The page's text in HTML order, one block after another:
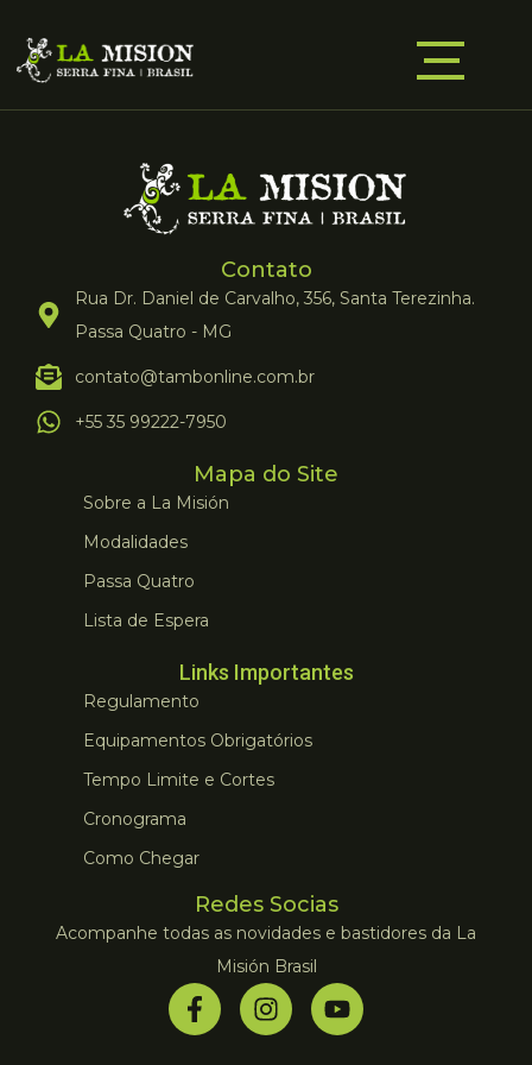
Contato
Rua Dr. Daniel de Carvalho, 356, Santa Terezinha.
Passa Quatro - MG
contato@tambonline.com.br
+55 35 99222-7950
Mapa do Site
Sobre a La Misión
Modalidades
Passa Quatro
Lista de Espera
Links Importantes
Regulamento
Equipamentos Obrigatórios
Tempo Limite e Cortes
Cronograma
Como Chegar
Redes Socias
Acompanhe todas as novidades e bastidores da La
Misión Brasil